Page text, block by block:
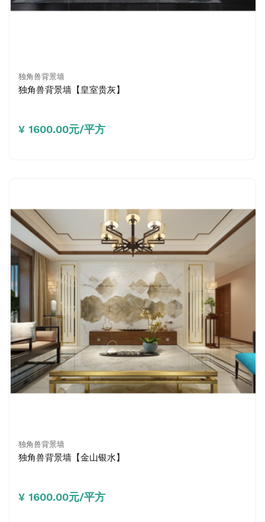
独角兽背景墙
独角兽背景墙【皇室贵灰】
¥ 1600.00元/平方
独角兽背景墙
独角兽背景墙【金山银水】
¥ 1600.00元/平方